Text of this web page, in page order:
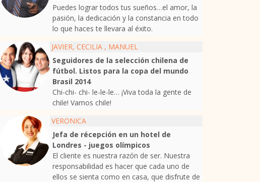
Puedes lograr todos tus sueños…el amor, la
pasión, la dedicación y la constancia en todo
lo que haces te llevara al éxito.
JAVIER, CECILIA , MANUEL
Seguidores de la selección chilena de
fútbol. Listos para la copa del mundo
Brasil 2014
Chi-chi- chi- le-le-le… ¡Viva toda la gente de
chile! Vamos chile!
VERONICA
Jefa de récepción en un hotel de
Londres - juegos olímpicos
El cliente es nuestra razón de ser. Nuestra
responsabilidad es hacer que cada uno de
ellos se sienta como en casa, que disfrute de